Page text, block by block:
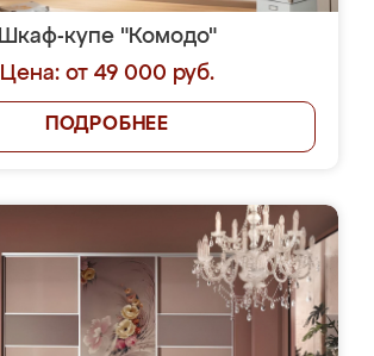
Шкаф-купе "Комодо"
Цена: от 49 000 руб.
ПОДРОБНЕЕ